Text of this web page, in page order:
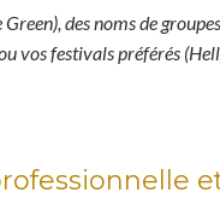
Green), des noms de
vos festivals préférés